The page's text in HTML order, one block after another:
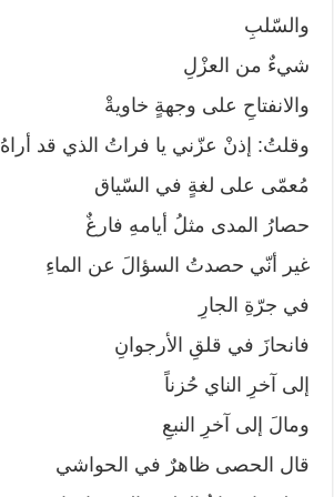
والسّلبِ
شيءٌ من العزْلِ
والانفتاحِ على وجهةٍ خاويةْ
وقلتُ: إذنْ عزّني يا فراتُ الذي قد أراهُ
مُعمّى على لغةٍ في السّياق
حصارُ المدى مثلُ أيامهِ فارغٌ
غير أنّي حصدتُ السؤالَ عن الماءِ
في جرّةِ الجارِ
فانحازَ في قلقِ الأرجوانِ
إلى آخرِ الناي حُزناً
ومالَ إلى آخرِ النبعِ
قال الحصى ظاهرٌ في الحواشي